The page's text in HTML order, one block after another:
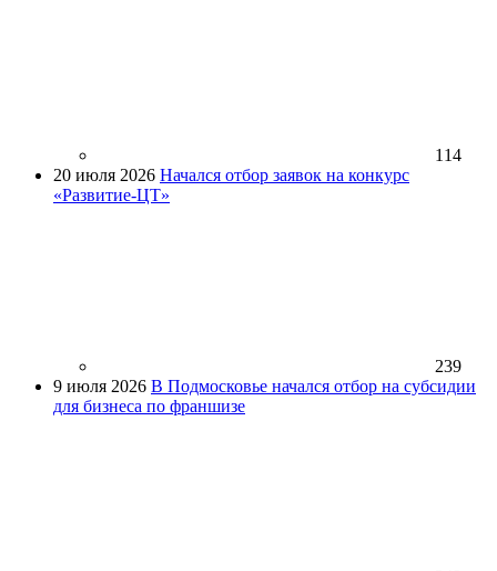
114
20 июля 2026 Начался отбор заявок на конкурс
«Развитие-ЦТ»
239
9 июля 2026 В Подмосковье начался отбор на субсидии
для бизнеса по франшизе